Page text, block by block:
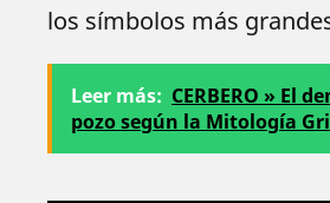
los símbolos más
Leer más: CERBERO » El
pozo según la Mitología